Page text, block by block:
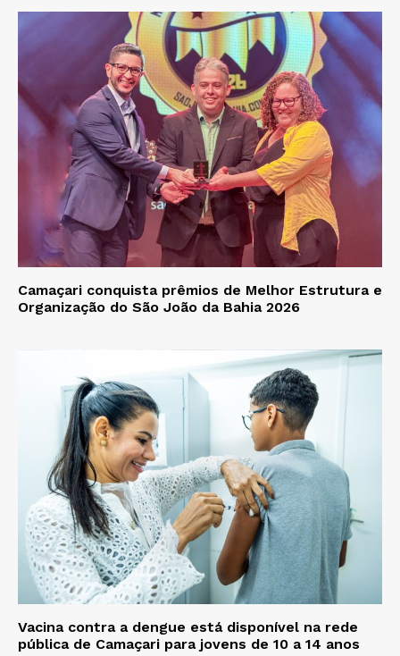
Camaçari conquista prêmios de Melhor Estrutura e
Organização do São João da Bahia 2026
Vacina contra a dengue está disponível na rede
pública de Camaçari para jovens de 10 a 14 anos